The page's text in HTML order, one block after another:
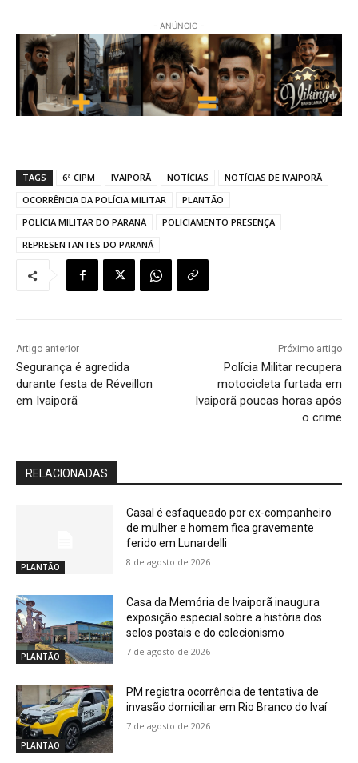
- ANÚNCIO -
TAGS 6ª CIPM IVAIPORÃ NOTÍCIAS
NOTÍCIAS DE IVAIPORÃ
OCORRÊNCIA DA POLÍCIA MILITAR
PLANTÃO
POLÍCIA MILITAR DO PARANÁ
POLICIAMENTO PRESENÇA
REPRESENTANTES DO PARANÁ
Artigo anterior
Segurança é agredida
durante festa de Réveillon
em Ivaiporã
Próximo artigo
Polícia Militar recupera
motocicleta furtada em
Ivaiporã poucas horas após
o crime
RELACIONADAS
PLANTÃO
Casal é esfaqueado por ex-companheiro
de mulher e homem fica gravemente
ferido em Lunardelli
8 de agosto de 2026
PLANTÃO
Casa da Memória de Ivaiporã inaugura
exposição especial sobre a história dos
selos postais e do colecionismo
7 de agosto de 2026
PLANTÃO
PM registra ocorrência de tentativa de
invasão domiciliar em Rio Branco do Ivaí
7 de agosto de 2026